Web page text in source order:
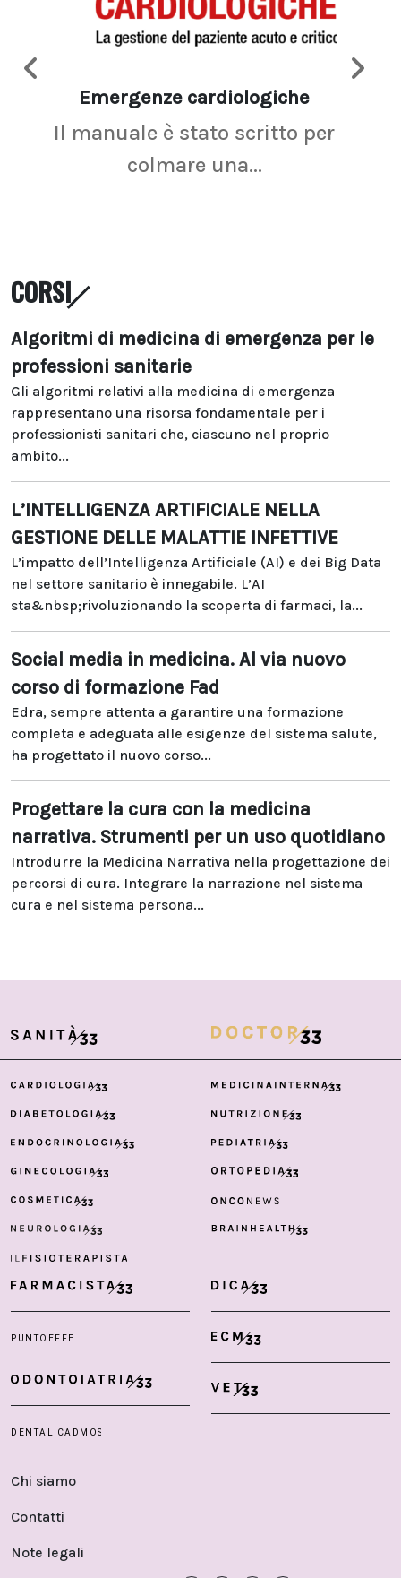
Emergenze cardiologiche
Il manuale è stato scritto per
colmare una...
CORSI
Algoritmi di medicina di emergenza per le
professioni sanitarie
Gli algoritmi relativi alla medicina di emergenza
rappresentano una risorsa fondamentale per i
professionisti sanitari che, ciascuno nel proprio
ambito...
L’INTELLIGENZA ARTIFICIALE NELLA
GESTIONE DELLE MALATTIE INFETTIVE
L’impatto dell’Intelligenza Artificiale (AI) e dei Big Data
nel settore sanitario è innegabile. L’AI
sta&nbsp;rivoluzionando la scoperta di farmaci, la...
Social media in medicina. Al via nuovo
corso di formazione Fad
Edra, sempre attenta a garantire una formazione
completa e adeguata alle esigenze del sistema salute,
ha progettato il nuovo corso...
Progettare la cura con la medicina
narrativa. Strumenti per un uso quotidiano
Introdurre la Medicina Narrativa nella progettazione dei
percorsi di cura. Integrare la narrazione nel sistema
cura e nel sistema persona...
Chi siamo
Contatti
Note legali